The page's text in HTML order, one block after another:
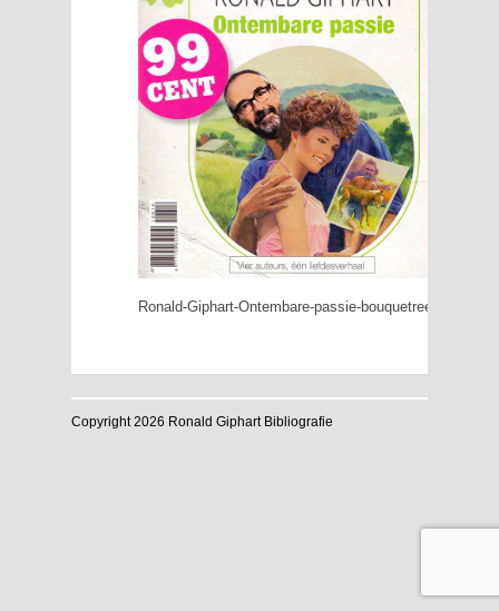
Ronald-Giphart-Ontembare-passie-bouquetreeks-
Copyright 2026 Ronald Giphart Bibliografie